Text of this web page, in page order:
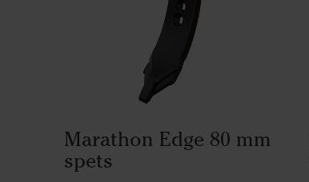
Marathon Edge 80 mm
spets